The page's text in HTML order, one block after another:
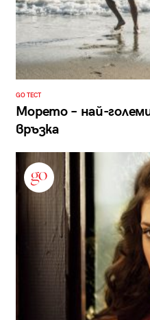
GO ТЕСТ
Морето – най-
връзка